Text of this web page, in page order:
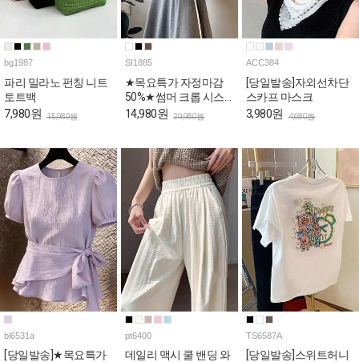
bg1987
파리 밀라노 펀칭 니트
토트백
7,980원 15,980원
SI1885
★목요특가 자정마감
50%★썸머 크롭 시스
루 셔츠
14,980원 29,980원
ACC384
[당일발송]자외선차단
스카프 마스크
3,980원 4,680원
bl6531a
[당일발송]★목요특가
pt6400
데일리 맥시 쿨 밴딩 와
TS6587A
[당일발송]스위트허니